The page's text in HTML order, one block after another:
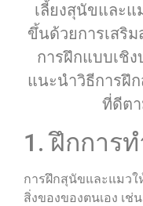
เลี้ยงสุนัขและ
ขึ้นด้วยการเสริ
การฝึกแบบเชิ
แนะนำวิธีการฝึ
ที่ดีต
1. ฝึกการ
การฝึกสุนัขและแมวใ
สิ่งของของตนเอง เ